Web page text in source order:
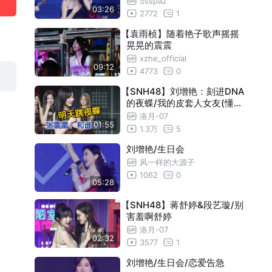
03:26
2772
1
09:12
【袁雨桢】随着艳子歌声摇摇
晃晃的震震
xzhe_official
4773
0
01:55
【SNH48】刘增艳：刻进DNA
的夜蝶/我的皮套人女友(懂你
意思洛月-07
1.3万
5
05:28
刘增艳/生日会
风一样的大源子
1062
0
02:32
【SNH48】蒋舒婷&段艺璇/别
害羞啊舒婷
洛月-07
3577
1
刘增艳/生日会/恋爱告急